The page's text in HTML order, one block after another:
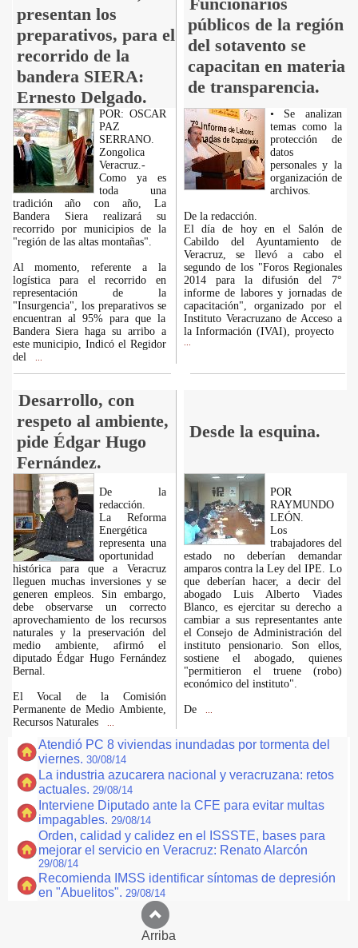
presentan los
preparativos, para el
recorrido de la
bandera SIERA:
Ernesto Delgado.
públicos de la región
del sotavento se
capacitan en materia
de transparencia.
POR: OSCAR
PAZ
SERRANO.
Zongolica
Veracruz.-
Como ya es
toda una
tradición año con año, La
Bandera Siera realizará su
recorrido por municipios de la
"región de las altas montañas".
Al momento, referente a la
logística para el recorrido en
representación de la
"Insurgencia", los preparativos se
encuentran al 95% para que la
Bandera Siera haga su arribo a
este municipio, Indicó el Regidor
del
• Se analizan
temas como la
protección de
datos
personales y la
organización de
archivos.
De la redacción.
El día de hoy en el Salón de
Cabildo del Ayuntamiento de
Veracruz, se llevó a cabo el
segundo de los "Foros Regionales
2014 para la difusión del 7°
informe de labores y jornadas de
capacitación", organizado por el
Instituto Veracruzano de Acceso a
la Información (IVAI), proyecto
Desarrollo, con
respeto al ambiente,
pide Édgar Hugo
Fernández.
Desde la esquina.
De la
redacción.
La Reforma
Energética
representa una
oportunidad
histórica para que a Veracruz
lleguen muchas inversiones y se
generen empleos. Sin embargo,
debe observarse un correcto
aprovechamiento de los recursos
naturales y la preservación del
medio ambiente, afirmó el
diputado Édgar Hugo Fernández
Bernal.
El Vocal de la Comisión
Permanente de Medio Ambiente,
Recursos Naturales
POR
RAYMUNDO
LEÓN.
Los
trabajadores del
estado no deberían demandar
amparos contra la Ley del IPE. Lo
que deberían hacer, a decir del
abogado Luis Alberto Viades
Blanco, es ejercitar su derecho a
cambiar a sus representantes ante
el Consejo de Administración del
instituto pensionario. Son ellos,
sostiene el abogado, quienes
"permitieron el truene (robo)
económico del instituto".
De
Atendió PC 8 viviendas inundadas por tormenta del
viernes. 30/08/14
La industria azucarera nacional y veracruzana: retos
actuales. 29/08/14
Interviene Diputado ante la CFE para evitar multas
impagables. 29/08/14
Orden, calidad y calidez en el ISSSTE, bases para
mejorar el servicio en Veracruz: Renato Alarcón
29/08/14
Recomienda IMSS identificar síntomas de depresión
en "Abuelitos". 29/08/14
Arriba